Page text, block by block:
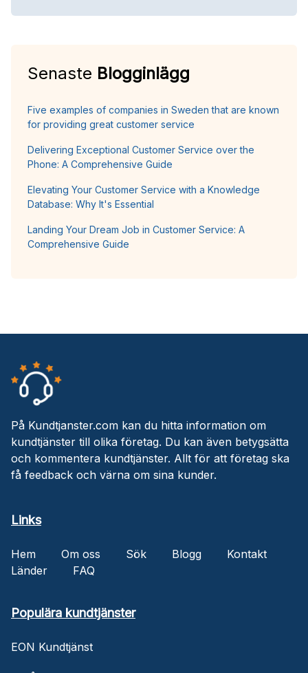
Senaste Blogginlägg
Five examples of companies in Sweden that are known
for providing great customer service
Delivering Exceptional Customer Service over the
Phone: A Comprehensive Guide
Elevating Your Customer Service with a Knowledge
Database: Why It's Essential
Landing Your Dream Job in Customer Service: A
Comprehensive Guide
På Kundtjanster.com kan du hitta information om
kundtjänster till olika företag. Du kan även betygsätta
och kommentera kundtjänster. Allt för att företag ska
få feedback och värna om sina kunder.
Links
Hem Om oss Sök Blogg
Kontakt
Länder
FAQ
Populära kundtjänster
EON Kundtjänst